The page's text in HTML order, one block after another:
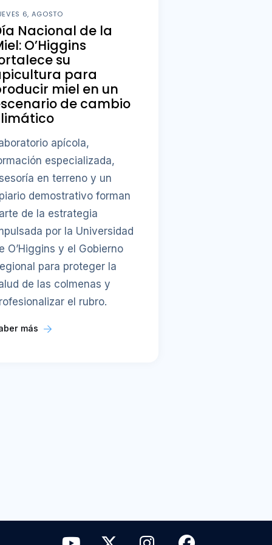
6, AGOSTO
Nacional de la
O’Higgins
su
para
miel en un
de cambio
apícola,
especializada,
en terreno y un
demostrativo forman
de la estrategia
por la Universidad
O’Higgins y el Gobierno
para proteger la
de las colmenas y
el rubro.
más